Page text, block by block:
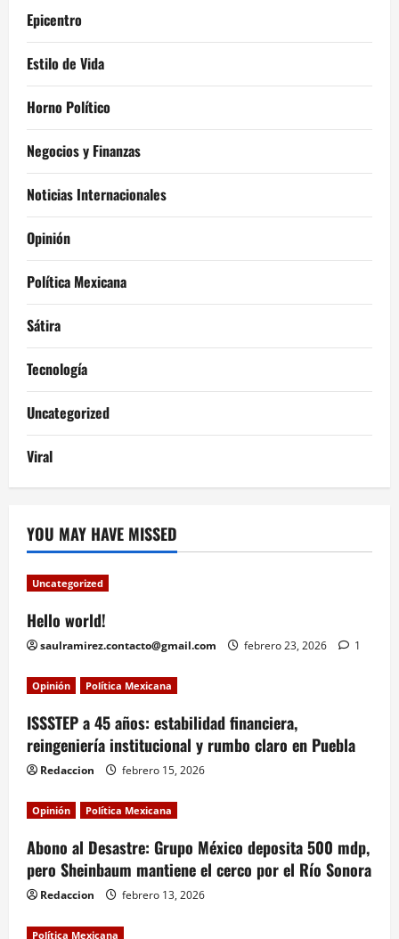
Epicentro
Estilo de Vida
Horno Político
Negocios y Finanzas
Noticias Internacionales
Opinión
Política Mexicana
Sátira
Tecnología
Uncategorized
Viral
YOU MAY HAVE MISSED
Uncategorized
Hello world!
saulramirez.contacto@gmail.com febrero 23, 2026 1
Opinión Política Mexicana
ISSSTEP a 45 años: estabilidad financiera,
reingeniería institucional y rumbo claro en Puebla
Redaccion febrero 15, 2026
Opinión Política Mexicana
Abono al Desastre: Grupo México deposita 500 mdp,
pero Sheinbaum mantiene el cerco por el Río Sonora
Redaccion febrero 13, 2026
Política Mexicana